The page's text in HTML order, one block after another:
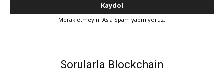
Merak etmeyin. Asla Spam yapmıyoruz.
Sorularla Blockchain